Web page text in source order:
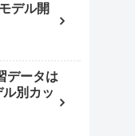
デル開
データは
別カッ